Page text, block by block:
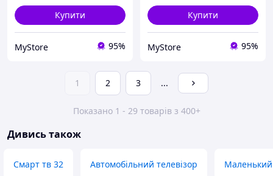
Купити
MyStore 95%
Купити
MyStore 95%
1 2 3 ...
Показано 1 - 29 товарів з 400+
Дивись також
Смарт тв 32 Автомобільний телевізор Маленький